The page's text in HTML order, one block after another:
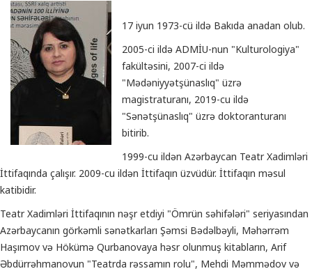
17 iyun 1973-cü ildə Bakıda anadan olub.
2005-ci ildə ADMİU-nun "Kulturologiya"
fakültəsini, 2007-ci ildə
"Mədəniyyətşünaslıq" üzrə
magistraturanı, 2019-cu ildə
"Sənətşünaslıq" üzrə doktoranturanı
bitirib.
1999-cu ildən Azərbaycan Teatr Xadimləri
İttifaqında çalışır. 2009-cu ildən İttifaqın üzvüdür. İttifaqın məsul
katibidir.
Teatr Xadimləri İttifaqının nəşr etdiyi "Ömrün səhifələri" seriyasından
Azərbaycanın görkəmli sənətkarları Şəmsi Bədəlbəyli, Məhərrəm
Haşımov və Hökümə Qurbanovaya həsr olunmuş kitabların, Arif
Əbdürrəhmanovun "Teatrda rəssamın rolu", Mehdi Məmmədov və